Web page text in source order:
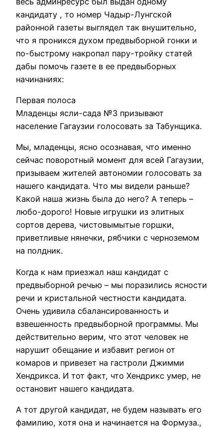
кандидату , то номер Чадыр-Лунгской
районной газеты выглядел так внушительно,
что я проникся духом предвыборной гонки и
по-быстрому накропал пару-тройку статей
дабы помочь газете в ее предвыборных
начинаниях:
Первая полоса
Младенцы ясли-сада №3 призывают
население Гагаузии голосовать за Табунщика.
Мы, младенцы, ясно осознавая, что именно
сейчас поворотный момент для всей Гагаузии,
призываем жителей автономии голосовать за
нашего кандидата. Что мы видели раньше?
Какой наша жизнь была до него? А теперь –
любо-дорого! Новые игрушки из элитных
сортов дерева, чистовымытые горшки,
приветливые нянечки, рябчики с черноземом
на полдник.
Когда к нам приезжал наш кандидат с
предвыборной речью – мы поразились ясности
речи и кристальной честности кандидата.
Очень удивила сбалансированность и
взвешенность предвыборной программы. Мы
действительно верим, что этот человек не
нарушит обещание и избавит регион от
комаров и привезет на гастроли Джимми
Хендрикса. И тот факт, что Хендрикс умер, не
остановит нашего кандидата.
А тот другой кандидат, не будем называть его
фамилию, хотя она и начинается на Формуза.,